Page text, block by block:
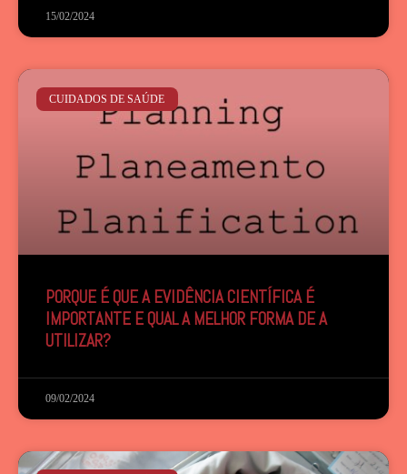
15/02/2024
CUIDADOS DE SAÚDE
PORQUE É QUE A EVIDÊNCIA CIENTÍFICA É
IMPORTANTE E QUAL A MELHOR FORMA DE A
UTILIZAR?
09/02/2024